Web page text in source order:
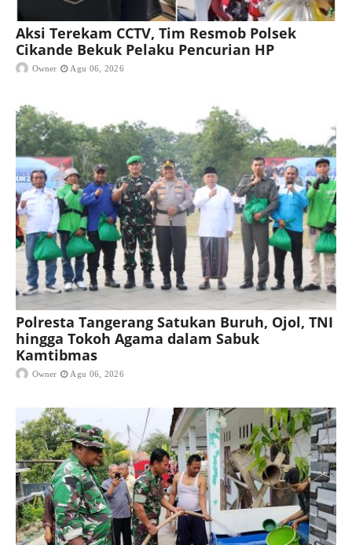
Aksi Terekam CCTV, Tim Resmob Polsek
Cikande Bekuk Pelaku Pencurian HP
Owner Agu 06, 2026
Polresta Tangerang Satukan Buruh, Ojol, TNI
hingga Tokoh Agama dalam Sabuk
Kamtibmas
Owner Agu 06, 2026